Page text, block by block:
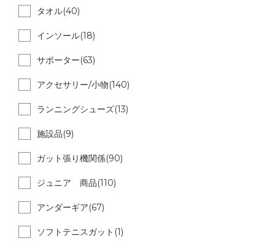
タオル(40)
インソール(18)
サポーター(63)
アクセサリー/小物(140)
ランニングシューズ(13)
施設品(9)
ガット張り機関係(90)
ジュニア 商品(110)
アンダーギア(67)
ソフトテニスガット(1)